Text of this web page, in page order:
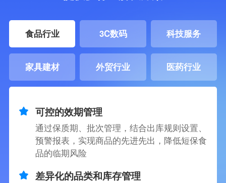
食品行业 3C数码 科技服务
家具建材 外贸行业 医药行业
可控的效期管理
通过保质期、批次管理，结合出库规则设置、
预警报表，实现商品的先进先出，降低短保食
品的临期风险
差异化的品类和库存管理